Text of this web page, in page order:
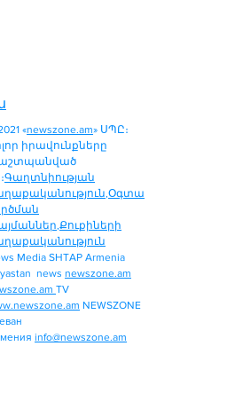
«newszone.am» ՍՊԸ։
իրավունքները
Գաղտնիության
,Օգտա
,Քուքիների
Media SHTAP Armenia
news newszone.am
TV
NEWSZONE
info@newszone.am